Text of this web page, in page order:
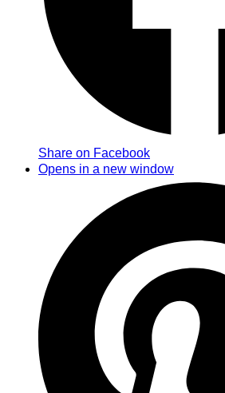
Share on Facebook
Opens in a new window